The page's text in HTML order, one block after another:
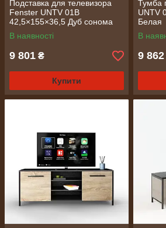
Подставка для телевизора
Fenster UNTV 01B
42,5×155×36,5 Дуб сонома
В наявності
9 801 ₴
Купити
Тумба
UNTV
Белая
В
9 862